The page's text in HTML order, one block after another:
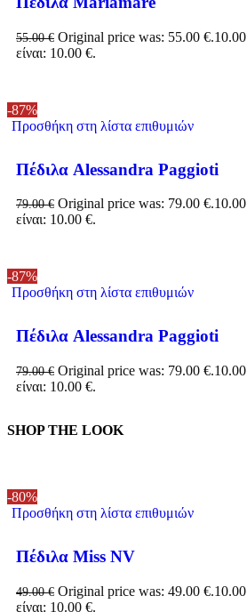
55.00€ Original price was: 55.00 €.10.00
είναι: 10.00 €.
-87%
Προσθήκη στη λίστα επιθυμιών
Πέδιλα Alessandra Paggioti
79.00€ Original price was: 79.00 €.10.00
είναι: 10.00 €.
-87%
Προσθήκη στη λίστα επιθυμιών
Πέδιλα Alessandra Paggioti
79.00€ Original price was: 79.00 €.10.00
είναι: 10.00 €.
SHOP THE LOOK
-80%
Προσθήκη στη λίστα επιθυμιών
Πέδιλα Miss NV
49.00€ Original price was: 49.00 €.10.00
είναι: 10.00 €.